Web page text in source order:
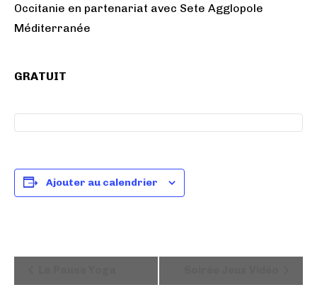
Occitanie en partenariat avec Sete Agglopole
Méditerranée
GRATUIT
Ajouter au calendrier
a